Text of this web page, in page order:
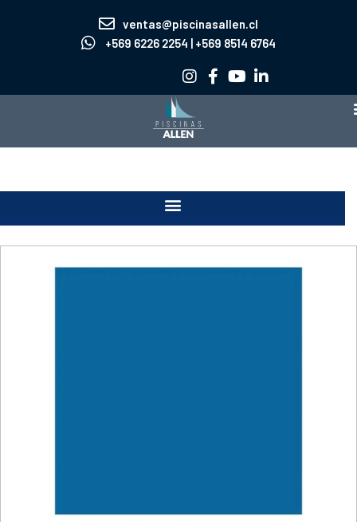
ventas@piscinasallen.cl
+569 6226 2254 | +569 8514 6764